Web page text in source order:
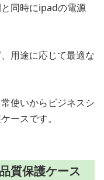
同時にipadの電源
用途に応じて最適な
使いからビジネスシ
ースです。
質保護ケース